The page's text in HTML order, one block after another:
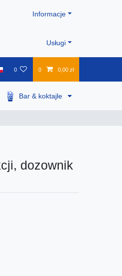
Informacje
Usługi
0 0 0,00 zł
Bar & koktajle
dozownik